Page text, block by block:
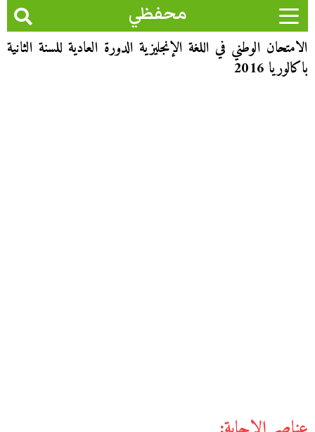
محفظي
الامتحان الوطني في اللغة الإنجليزية الدورة العادية للسنة الثانية
باكالوريا 2016